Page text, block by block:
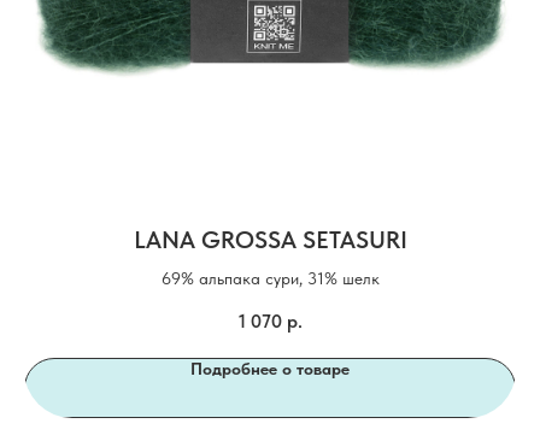
LANA GROSSA SETASURI
69% альпака сури, 31% шелк
1 070 р.
Подробнее о товаре